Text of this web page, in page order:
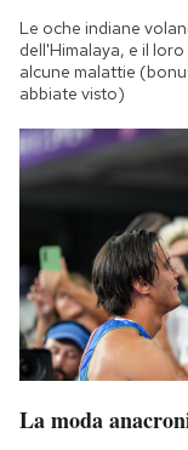
Le oche indiane
dell'Himalaya, e il
alcune malattie
abbiate visto)
La moda